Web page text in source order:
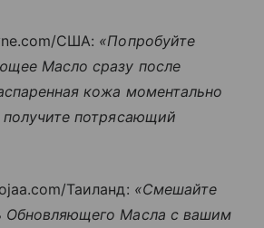
США: «Попробуйте
Масло сразу после
кожа моментально
получите потрясающий
Таиланд: «Смешайте
Обновляющего Масла с вашим